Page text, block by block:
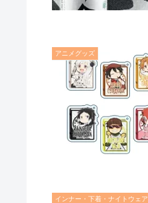
アニメグッズ
インナー・下着・ナイトウェア